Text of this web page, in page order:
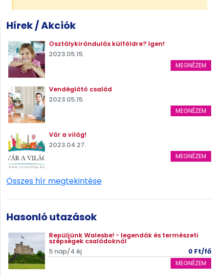
Hírek / Akciók
Osztálykirándulás külföldre? Igen!
2023.05.15.
MEGNÉZEM
Vendéglátó család
2023.05.15.
MEGNÉZEM
Vár a világ!
2023.04.27.
MEGNÉZEM
Összes hír megtekintése
Hasonló utazások
Repüljünk Walesbe! - legendák és természeti
szépségek családoknál
5 nap/4 éj 0 Ft/fő
MEGNÉZEM